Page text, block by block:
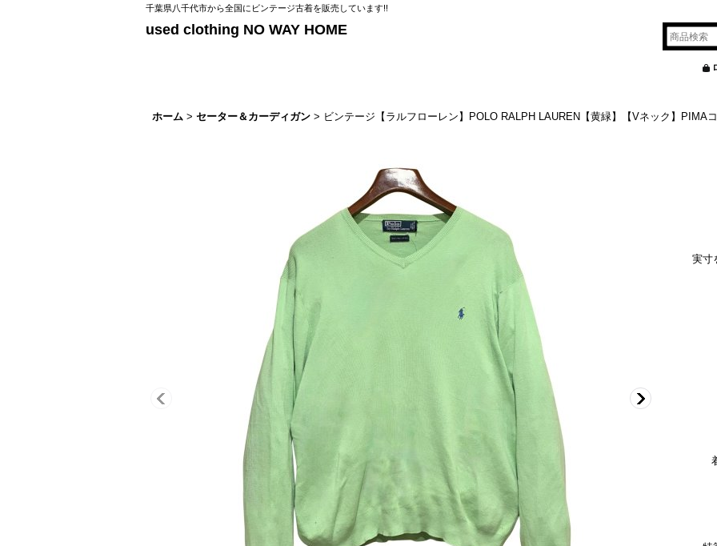
千葉県八千代市から全国にビンテージ古着を販売しています!!
used clothing NO WAY HOME
ホーム > セーター＆カーディガン > ビンテージ【ラルフローレン】POLO RALPH LAUREN【黄緑】【Vネック】PIMA
実寸
着